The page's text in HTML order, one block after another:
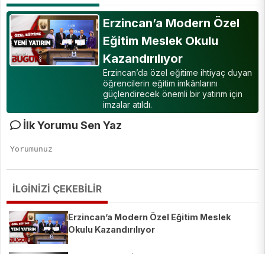
Erzincan’a Modern Özel
Eğitim Meslek Okulu
Kazandırılıyor
Erzincan’da özel eğitime ihtiyaç duyan
öğrencilerin eğitim imkânlarını
güçlendirecek önemli bir yatırım için
imzalar atıldı.
İlk Yorumu Sen Yaz
İLGİNİZİ ÇEKEBİLİR
Erzincan’a Modern Özel Eğitim Meslek
Okulu Kazandırılıyor